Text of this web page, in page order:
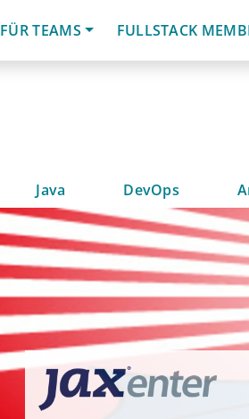
FÜR TEAMS
FULLSTACK
Java DevOps